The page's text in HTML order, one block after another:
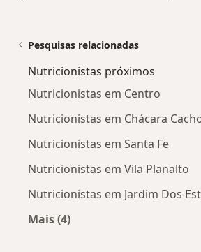
Pesquisas relacionadas
Nutricionistas próximos
Nutricionistas em Centro
Nutricionistas em Chácara
Nutricionistas em Santa Fe
Nutricionistas em Vila Planalto
Nutricionistas em Jardim Dos
Mais (4)